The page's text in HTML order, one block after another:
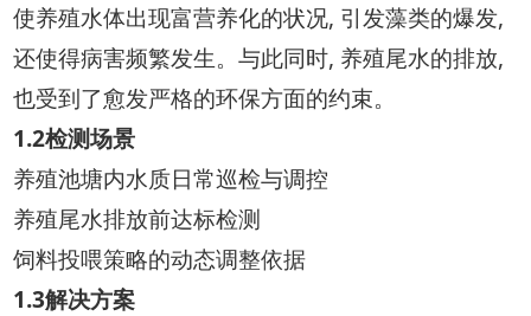
使养殖水体出现富营养化的状况, 引发藻类的爆发,
还使得病害频繁发生。与此同时, 养殖尾水的排放,
也受到了愈发严格的环保方面的约束。
1.2检测场景
养殖池塘内水质日常巡检与调控
养殖尾水排放前达标检测
饲料投喂策略的动态调整依据
1.3解决方案